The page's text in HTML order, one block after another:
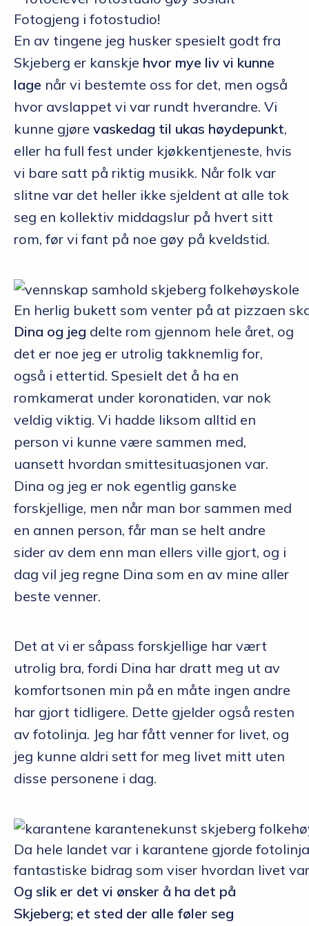
Fotogjeng i fotostudio!
En av tingene jeg husker spesielt godt fra
Skjeberg er kanskje hvor mye liv vi kunne
lage når vi bestemte oss for det, men også
hvor avslappet vi var rundt hverandre. Vi
kunne gjøre vaskedag til ukas høydepunkt,
eller ha full fest under kjøkkentjeneste, hvis
vi bare satt på riktig musikk. Når folk var
slitne var det heller ikke sjeldent at alle tok
seg en kollektiv middagslur på hvert sitt
rom, før vi fant på noe gøy på kveldstid.
En herlig bukett som venter på at pizzaen
Dina og jeg delte rom gjennom hele året, og
det er noe jeg er utrolig takknemlig for,
også i ettertid. Spesielt det å ha en
romkamerat under koronatiden, var nok
veldig viktig. Vi hadde liksom alltid en
person vi kunne være sammen med,
uansett hvordan smittesituasjonen var.
Dina og jeg er nok egentlig ganske
forskjellige, men når man bor sammen med
en annen person, får man se helt andre
sider av dem enn man ellers ville gjort, og i
dag vil jeg regne Dina som en av mine aller
beste venner.
Det at vi er såpass forskjellige har vært
utrolig bra, fordi Dina har dratt meg ut av
komfortsonen min på en måte ingen andre
har gjort tidligere. Dette gjelder også resten
av fotolinja. Jeg har fått venner for livet, og
jeg kunne aldri sett for meg livet mitt uten
disse personene i dag.
Da hele landet var i karantene gjorde
fantastiske bidrag som viser hvordan livet
Og slik er det vi ønsker å ha det på
Skjeberg; et sted der alle føler seg